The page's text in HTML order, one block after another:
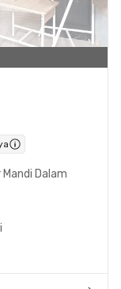
Mandi Dalam